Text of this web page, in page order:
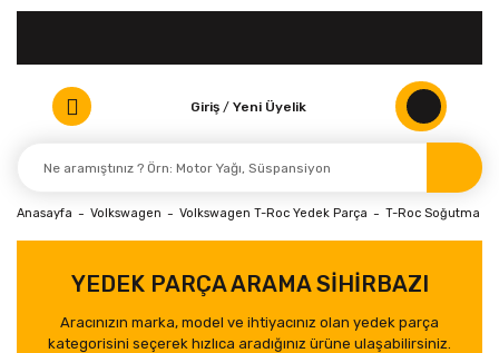
Giriş / Yeni Üyelik
Anasayfa Volkswagen Volkswagen T-Roc Yedek Parça T-Roc Soğutma
YEDEK PARÇA ARAMA SİHİRBAZI
Aracınızın marka, model ve ihtiyacınız olan yedek parça
kategorisini seçerek hızlıca aradığınız ürüne ulaşabilirsiniz.